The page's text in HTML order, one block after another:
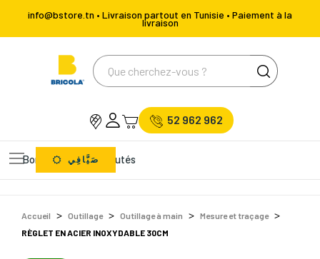
info@bstore.tn • Livraison partout en Tunisie • Paiement à la
livraison
52 962 962
Bons Plans Nouveautés
صَيَّافِي
Accueil Outillage Outillage à main
Mesure et traçage
RÈGLET EN ACIER INOXYDABLE 30CM